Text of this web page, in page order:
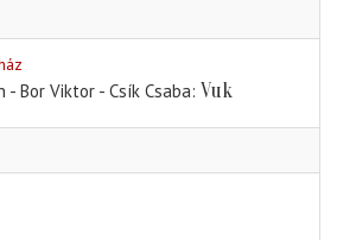
- Bor Viktor - Csík Csaba Vuk